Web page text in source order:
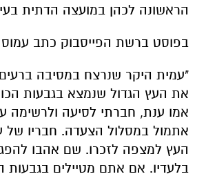
הראשונה לכהן במועצה הדתית
בפוסט ברשת הפייסבוק כתב עמוס
את העץ הגדול שנמצא בגבעות
אמו ענת, חברתי לסיעה ולרשימה
אתמול במסלול הצעדה. חבריו של
העץ למצפה לזכרו. שם אהבו
בלעדיו. אם אתם מטיילים בגבעות